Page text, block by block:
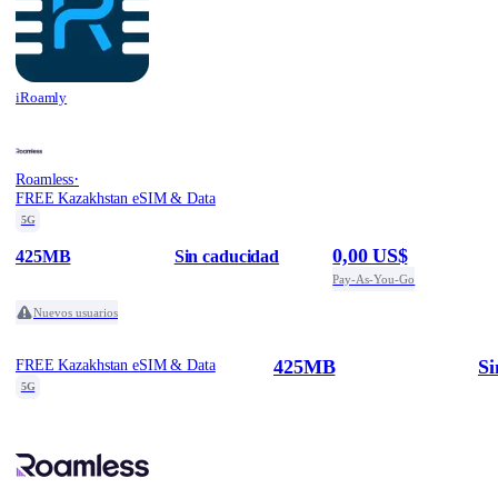
iRoamly
Roamless·
FREE Kazakhstan eSIM & Data
5G
425MB Sin caducidad 0,00 US$
Pay-As-You-Go
Nuevos usuarios
FREE Kazakhstan eSIM & Data
5G
425MB